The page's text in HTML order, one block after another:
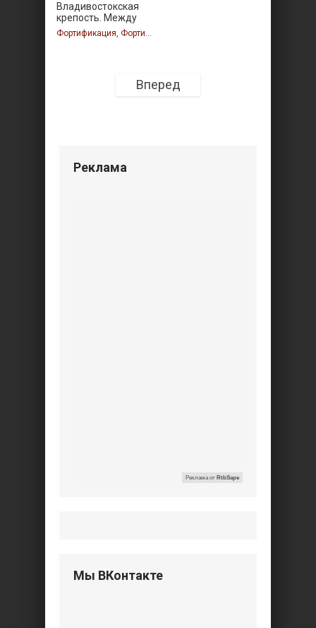
Владивостокская
крепость. Между
прошлым
Фортификация, Фортификация, Фортификация
Вперед
Реклама